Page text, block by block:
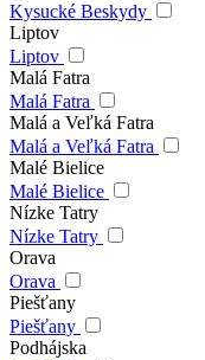
Kysucké Beskydy
Liptov
Liptov
Malá Fatra
Malá Fatra
Malá a Veľká Fatra
Malá a Veľká Fatra
Malé Bielice
Malé Bielice
Nízke Tatry
Nízke Tatry
Orava
Orava
Piešťany
Piešťany
Podhájska